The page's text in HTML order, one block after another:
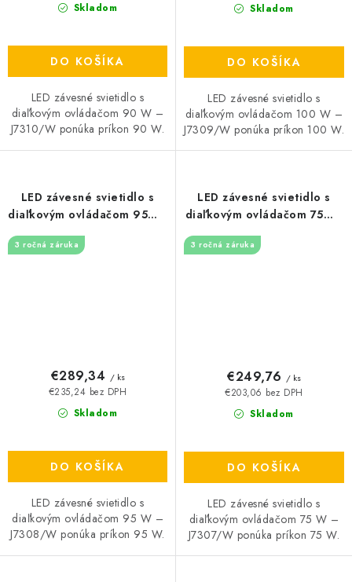
Skladom
DO KOŠÍKA
LED závesné svietidlo s
diaľkovým ovládačom 90 W –
J7310/W ponúka príkon 90 W.
Skladom
DO KOŠÍKA
LED závesné svietidlo s
diaľkovým ovládačom 100 W –
J7309/W ponúka príkon 100 W.
LED závesné svietidlo s
diaľkovým ovládačom 95W -
3 ročná záruka
Skladom
€235,24 bez DPH
€289,34 / ks
DO KOŠÍKA
LED závesné svietidlo s
diaľkovým ovládačom 95 W –
J7308/W ponúka príkon 95 W.
LED závesné svietidlo s
diaľkovým ovládačom 75W -
3 ročná záruka
Skladom
€203,06 bez DPH
€249,76 / ks
DO KOŠÍKA
LED závesné svietidlo s
diaľkovým ovládačom 75 W –
J7307/W ponúka príkon 75 W.